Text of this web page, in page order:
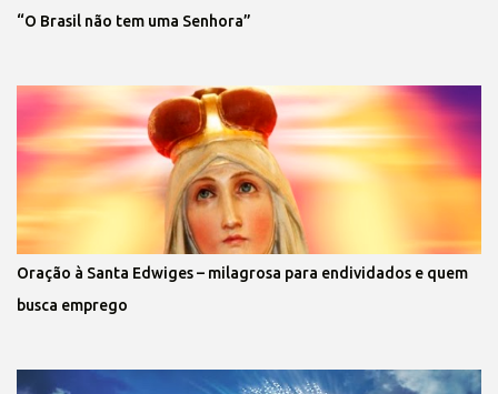
“O Brasil não tem uma Senhora”
Oração à Santa Edwiges – milagrosa para endividados e quem
busca emprego